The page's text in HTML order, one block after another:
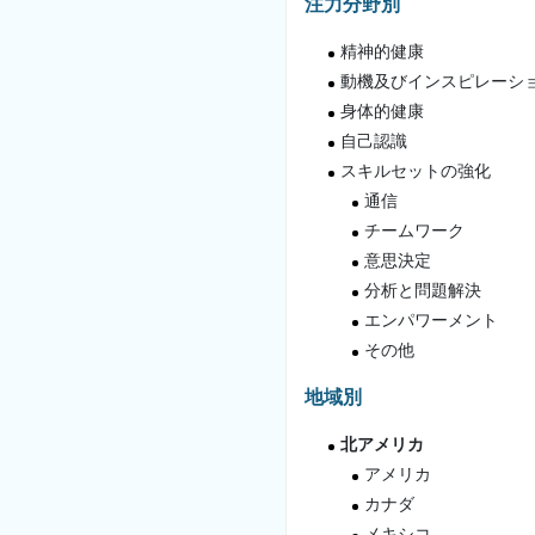
精神的健康
動機及びインスピレーシ
身体的健康
自己認識
スキルセットの強化
通信
チームワーク
意思決定
分析と問題解決
エンパワーメント
その他
地域別
北アメリカ
アメリカ
カナダ